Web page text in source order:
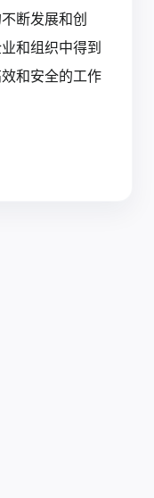
断发展和创
和组织中得到
和安全的工作